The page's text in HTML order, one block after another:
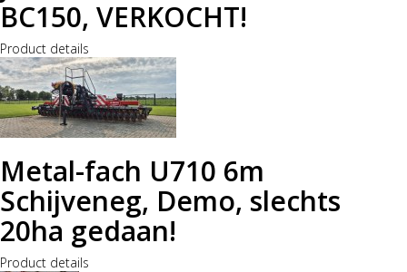
BC150, VERKOCHT!
Product details
Metal-fach U710 6m
Schijveneg, Demo, slechts
20ha gedaan!
Product details